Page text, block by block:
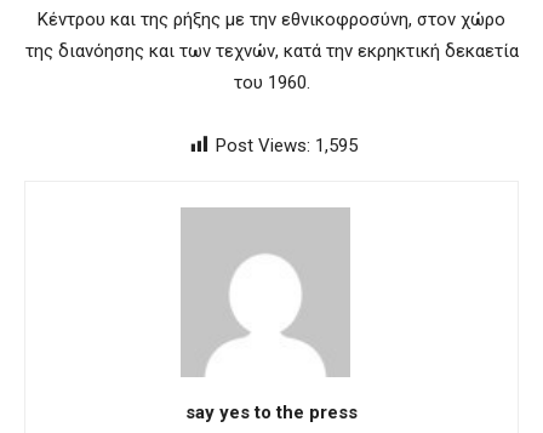
Κέντρου και της ρήξης με την εθνικοφροσύνη, στον χώρο
της διανόησης και των τεχνών, κατά την εκρηκτική δεκαετία
του 1960.
Post Views: 1,595
say yes to the press